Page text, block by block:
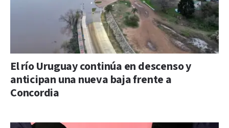
El río Uruguay continúa en descenso y
anticipan una nueva baja frente a
Concordia